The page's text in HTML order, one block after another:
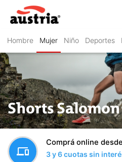
Hombre Mujer Niño Deportes
Shorts Salomon
devices
Comprá online
3 y 6 cuotas sin